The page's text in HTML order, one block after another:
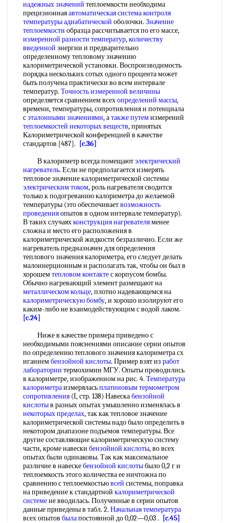
надежных значений теплоемкости необходима
прецизионнаяавтоматическая система контроля
температуры адиабатической оболочки. Значение
теплоемкости образца рассчитывается по его массе,
измеренной разности температур,количеству
введенной энергии и предварительно
определенному тепловому значению
калориметрической установки. Воспроизводимость
порядка нескольких сотых одного процента может
быть получена практически во всем интервале
температур. Точность измеренной величины
определяется сравнением всехопределений массы,
времени, температуры, сопротивления и потенциала
сэталонными значениями, атакже путемизмерений
теплоемкостей некоторых веществ, принятых
Калориметрической конференцией в качестве
стандартов [487].
[c.36]
В калориметр всегда помещаютэлектрический
нагреватель. Если не предполагается измерять
тепловое значение калориметрической системы
электрическим током, роль нагревателя сводится
только к подогреванию калориметра до желаемой
температуры (это обеспечиваетвозможность
проведенияопытов в одном интервале температур).
В таких случаяхконструкция нагревателяменее
сложна и место его расположения в
калориметрической жидкости безразлично. Если же
нагреватель предназначен для определения
теплового значения калориметра, его следует делать
малоинерционным и располагать так, чтобы он был в
хорошемтепловом контактес корпусом бомбы.
Обычно нагревающий элемент размещают на
металлическом кольце, плотно надевающемся на
калориметрическую бомбу, и хорошо изолируют его
каким-либо не взаимодействующим с водой лаком.
[c.24]
Ниже в качестве примера приведено с
необходимыми пояснениями описание серии опытов
по определению теплового значения калориметра сх
иганиембензойной кислоты. Пример взят из работ
лаборатории термохимии МГУ. Опыты проводились
в калориметре, изображенном на рис. 4. Температура
калориметраизмеряласьплатиновым термометром
сопротивления (I, стр. 138) Навескабензойной
кислотыв разных опытах умышленно изменялась в
некоторых пределах, так как тепловое значение
калориметрической системы надо было определить в
некотором диапазоне подъемов температуры. Все
другие составляющие калориметрическую систему
части, кроме навески бензойной кислоты, во всех
опытах были одинаковы. Так как максимальное
различие в навескебензойной кислотыбыло 0,2 г и
теплоемкость этого количества ее ничтожна по
сравнению с теплоемкостьювсей системы, поправка
на приведение к стандартной калориметрической
системене вводилась. Полученные в серии опытов
данные приведены в табл. 2. Начальная температура
всех опытов былапостоянной до 0,02—0,03 .
[c.45]